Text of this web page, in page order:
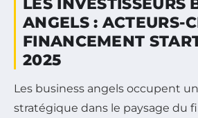
LES INVESTISSEURS
ANGELS : ACTEURS-
FINANCEMENT
2025
Les business angels occupent
stratégique dans le paysage du